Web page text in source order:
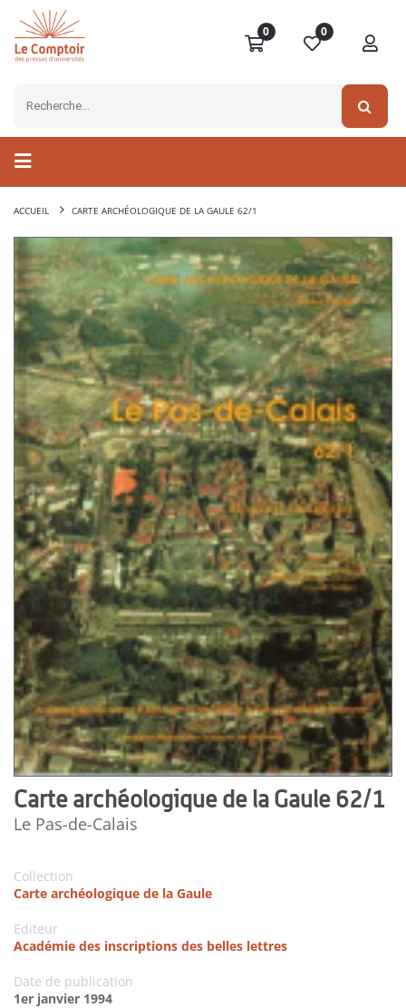
0 0
ACCUEIL CARTE ARCHÉOLOGIQUE DE LA GAULE 62/1
Carte archéologique de la Gaule 62/1
Le Pas-de-Calais
Collection
Carte archéologique de la Gaule
Editeur
Académie des inscriptions des belles lettres
Date de publication
1er janvier 1994